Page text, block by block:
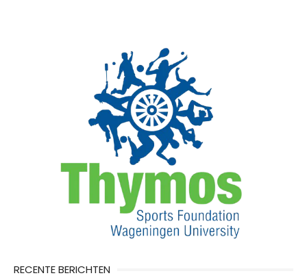
RECENTE BERICHTEN